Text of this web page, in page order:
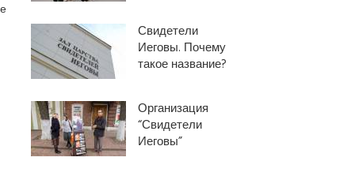
Свидетели
Иеговы. Почему
такое название?
Организация
“Свидетели
Иеговы”